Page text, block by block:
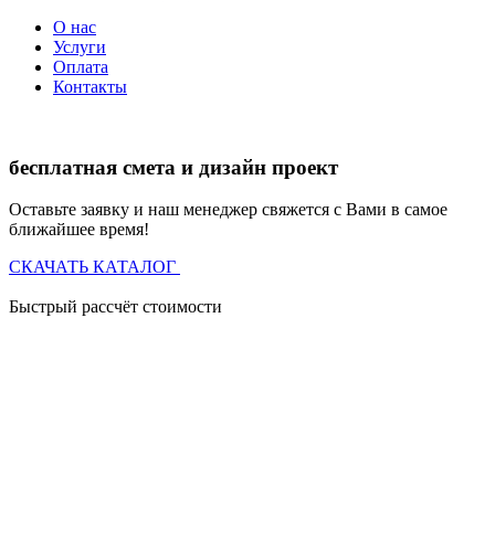
О нас
Услуги
Оплата
Контакты
бесплатная смета и дизайн проект
Оставьте заявку и наш менеджер свяжется с Вами в самое
ближайшее время!
СКАЧАТЬ КАТАЛОГ
Быстрый рассчёт стоимости